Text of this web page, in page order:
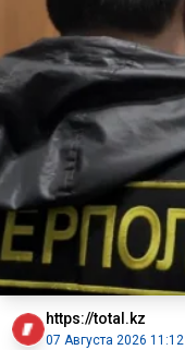
https://total.kz
07 Августа 2026 11:12